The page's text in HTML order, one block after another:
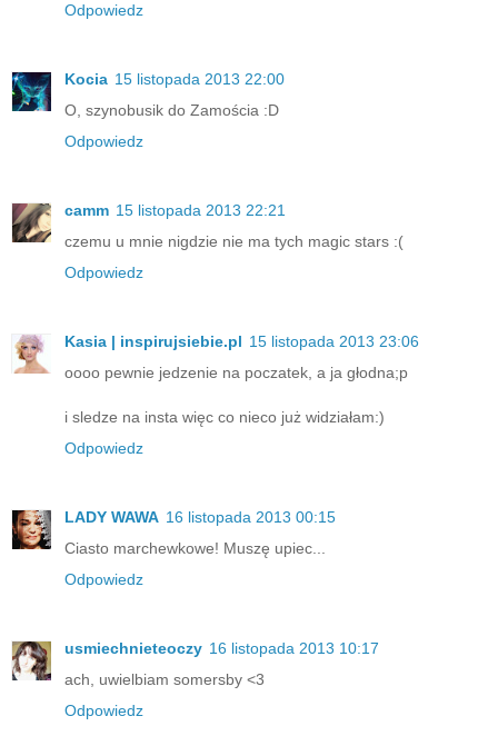
Odpowiedz
Kocia 15 listopada 2013 22:00
O, szynobusik do Zamościa :D
Odpowiedz
camm 15 listopada 2013 22:21
czemu u mnie nigdzie nie ma tych magic stars :(
Odpowiedz
Kasia | inspirujsiebie.pl 15 listopada 2013 23:06
oooo pewnie jedzenie na poczatek, a ja głodna;p
i sledze na insta więc co nieco już widziałam:)
Odpowiedz
LADY WAWA 16 listopada 2013 00:15
Ciasto marchewkowe! Muszę upiec...
Odpowiedz
usmiechnieteoczy 16 listopada 2013 10:17
ach, uwielbiam somersby <3
Odpowiedz